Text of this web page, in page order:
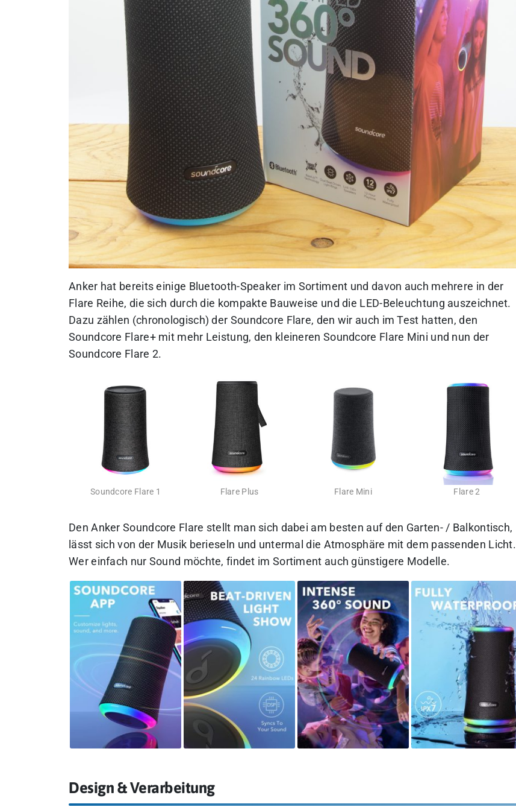
Anker hat bereits einige Bluetooth-Speaker im Sortiment und davon auch mehrere in der
Flare Reihe, die sich durch die kompakte Bauweise und die LED-Beleuchtung auszeichnet.
Dazu zählen (chronologisch) der Soundcore Flare, den wir auch im Test hatten, den
Soundcore Flare+ mit mehr Leistung, den kleineren Soundcore Flare Mini und nun der
Soundcore Flare 2.
Soundcore Flare 1 Flare Plus Flare Mini Flare 2
Den Anker Soundcore Flare stellt man sich dabei am besten auf den Garten- / Balkontisch,
lässt sich von der Musik berieseln und untermal die Atmosphäre mit dem passenden Licht.
Wer einfach nur Sound möchte, findet im Sortiment auch günstigere Modelle.
Design & Verarbeitung